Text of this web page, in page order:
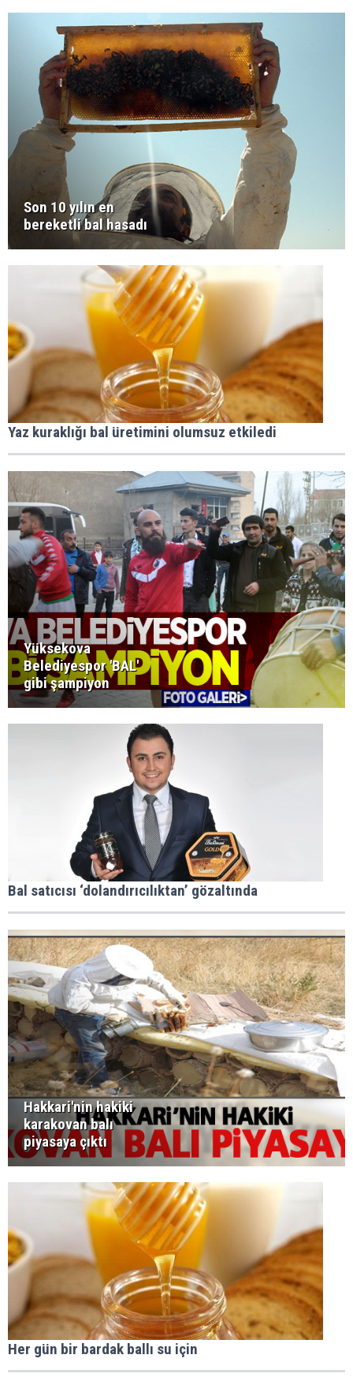
Son 10 yılın en
bereketli bal hasadı
Yaz kuraklığı bal üretimini olumsuz etkiledi
Yüksekova
Belediyespor 'BAL'
gibi şampiyon
Bal satıcısı ‘dolandırıcılıktan’ gözaltında
Hakkari'nin hakiki
karakovan balı
piyasaya çıktı
Her gün bir bardak ballı su için